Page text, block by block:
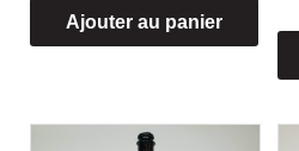
LE
ROUSSE
Ajouter au panier